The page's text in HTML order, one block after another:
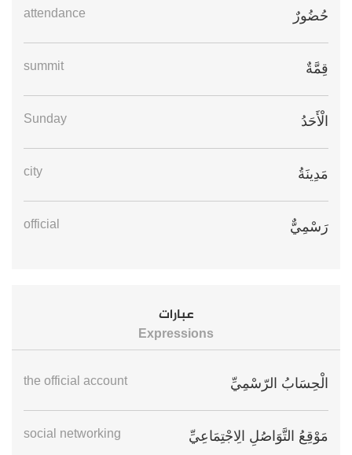
حُضُورٌ attendance
قِمَّةٌ summit
الْأَحَدُ Sunday
مَدِينَةُ city
رَسْمِيٌّ official
عبارات
Expressions
الْحِسَابُ الرّسْمِيِّ the official account
مَوْقِعُ التَّوَاصُلِ الِاجْتِمَاعِيِّ social networking